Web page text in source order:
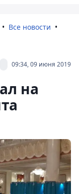
Все новости
09:34, 09 июня 2019
на